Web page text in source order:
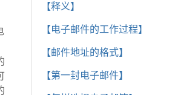
【释义】
【电子邮件的工作过程】
【邮件地址的格式】
【第一封电子邮件】